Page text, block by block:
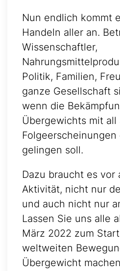
Nun endlich kommt
Handeln aller an.
Wissenschaftler,
Politik, Familien,
ganze Gesellschaft
wenn die
Übergewichts mit all
gelingen soll.
Dazu braucht es vor
Aktivität, nicht nur
und auch nicht nur
Lassen Sie uns alle
März 2022 zum
weltweiten
Übergewicht